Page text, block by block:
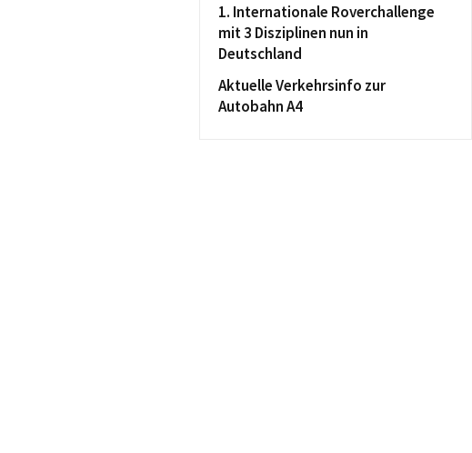
1. Internationale Roverchallenge
mit 3 Disziplinen nun in
Deutschland
Aktuelle Verkehrsinfo zur
Autobahn A4